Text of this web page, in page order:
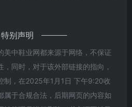
特别声明
美中鞋业网都来源于网络，不保证
同时，对于该外部链接的指向，
制，在2025年1月1日 下午9:20收
属于合规合法，后期网页的内容如